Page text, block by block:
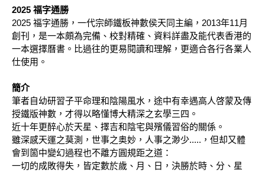
2025 福字通勝
2025 福字通勝，一代宗師鐵板神數侯天同主編，2013年11月
創刊，是一本頗為完備、校對精確、資料詳盡及能代表香港的
一本選擇曆書。比過往的更易閱讀和理解，更適合各行各業人
仕使用。
簡介
筆者自幼研習子平命理和陰陽風水，途中有幸遇高人啓蒙及傳
授鐵版神數，才得以略懂博大精深之玄學三四。
近十年更醉心於天星、擇吉和陰宅與殯儀習俗的關係。
雖深感天運之莫測，世事之奥妙，人事之渺少.....，但却又體
會到箇中變幻過程也不離方圓規距之道：
一切的成敗得失，皆定數於歲、月、日，決勝於時、分、星